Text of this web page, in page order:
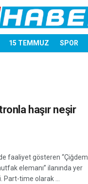
15 TEMMUZ SPOR
haşır neşir
faaliyet gösteren “Çiğdem
elemanı” ilanında yer
time olarak ...